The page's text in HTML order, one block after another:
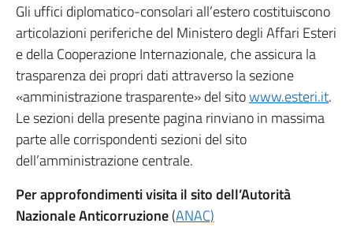
Gli uffici diplomatico-consolari all’estero costituiscono
articolazioni periferiche del Ministero degli Affari Esteri
e della Cooperazione Internazionale, che assicura la
trasparenza dei propri dati attraverso la sezione
«amministrazione trasparente» del sitowww.esteri.it.
Le sezioni della presente pagina rinviano in massima
parte alle corrispondenti sezioni del sito
dell’amministrazione centrale.
Per approfondimenti visita il sito dell’Autorità
Nazionale Anticorruzione(ANAC)